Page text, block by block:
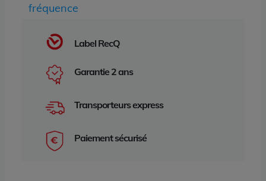
fréquence
Label RecQ
Garantie 2 ans
Transporteurs express
Paiement sécurisé